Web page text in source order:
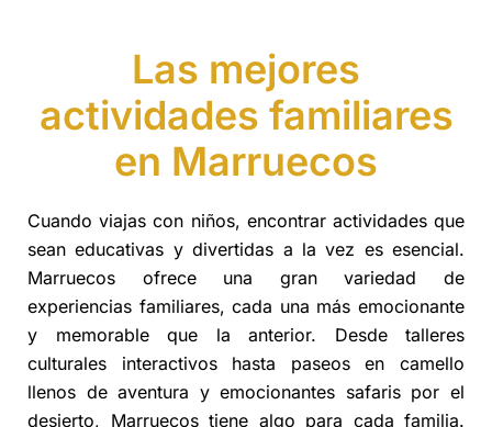
Las mejores
actividades familiares
en Marruecos
Cuando viajas con niños, encontrar actividades que
sean educativas y divertidas a la vez es esencial.
Marruecos ofrece una gran variedad de
experiencias familiares, cada una más emocionante
y memorable que la anterior. Desde talleres
culturales interactivos hasta paseos en camello
llenos de aventura y emocionantes safaris por el
desierto, Marruecos tiene algo para cada familia.